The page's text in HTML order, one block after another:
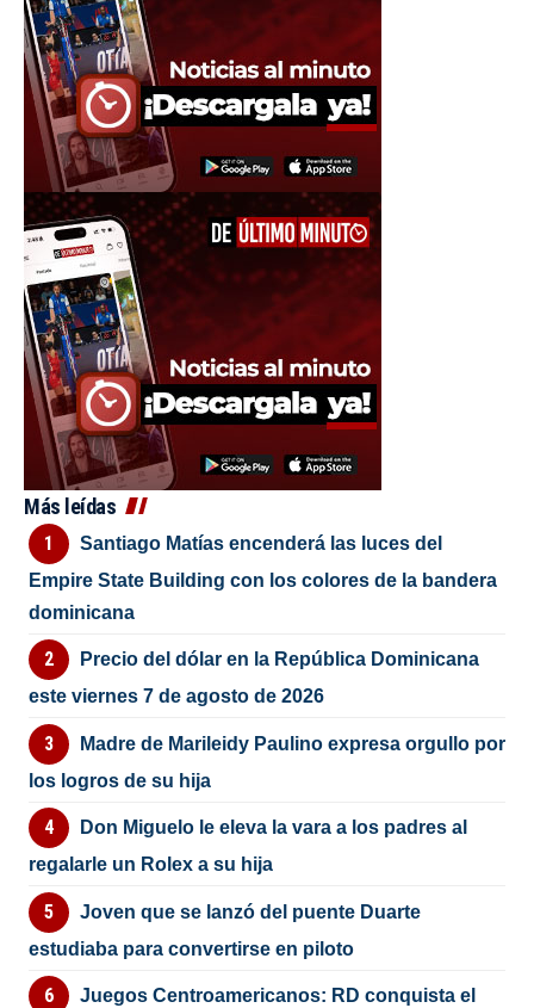
Más leídas
Santiago Matías encenderá las luces del
Empire State Building con los colores de la bandera
dominicana
Precio del dólar en la República Dominicana
este viernes 7 de agosto de 2026
Madre de Marileidy Paulino expresa orgullo por
los logros de su hija
Don Miguelo le eleva la vara a los padres al
regalarle un Rolex a su hija
Joven que se lanzó del puente Duarte
estudiaba para convertirse en piloto
Juegos Centroamericanos: RD conquista el